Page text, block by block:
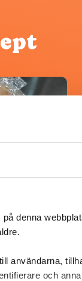
på denna
användarna,
och